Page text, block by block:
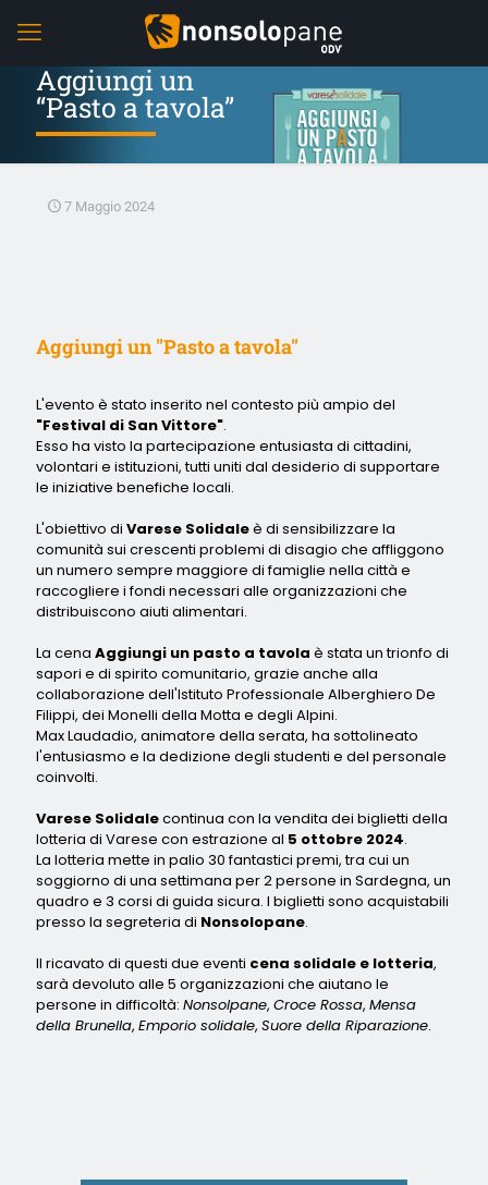
Aggiungi un
“Pasto a tavola”
7 Maggio 2024
Aggiungi un "Pasto a tavola"
L'evento è stato inserito nel contesto più ampio del
"Festival di San Vittore".
Esso ha visto la partecipazione entusiasta di cittadini,
volontari e istituzioni, tutti uniti dal desiderio di supportare
le iniziative benefiche locali.
L'obiettivo di Varese Solidaleè di sensibilizzare la
comunità sui crescenti problemi di disagio che affliggono
un numero sempre maggiore di famiglie nella città e
raccogliere i fondi necessari alle organizzazioni che
distribuiscono aiuti alimentari.
La cena Aggiungi un pasto a tavola è stata un trionfo di
sapori e di spirito comunitario, grazie anche alla
collaborazione dell'Istituto Professionale Alberghiero De
Filippi, dei Monelli della Motta e degli Alpini.
Max Laudadio, animatore della serata, ha sottolineato
l'entusiasmo e la dedizione degli studenti e del personale
coinvolti.
Varese Solidalecontinua con la vendita dei biglietti della
lotteria di Varese con estrazione al 5 ottobre 2024.
La lotteria mette in palio 30 fantastici premi, tra cui un
soggiorno di una settimana per 2 persone in Sardegna, un
quadro e 3 corsi di guida sicura. I biglietti sono acquistabili
presso la segreteria di Nonsolopane.
Il ricavato di questi due eventi cena solidale e lotteria,
sarà devoluto alle 5 organizzazioni che aiutano le
persone in difficoltà: Nonsolpane, Croce Rossa, Mensa
della Brunella, Emporio solidale, Suore della Riparazione.